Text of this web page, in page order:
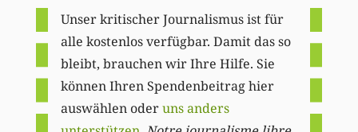
Unser kritischer Journalismus ist für
alle kostenlos verfügbar. Damit das so
bleibt, brauchen wir Ihre Hilfe. Sie
können Ihren Spendenbeitrag hier
auswählen oderuns anders